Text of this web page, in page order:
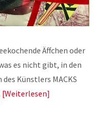
Äffchen oder
es nicht gibt, in den
Künstlers MACKS
Weiterlesen